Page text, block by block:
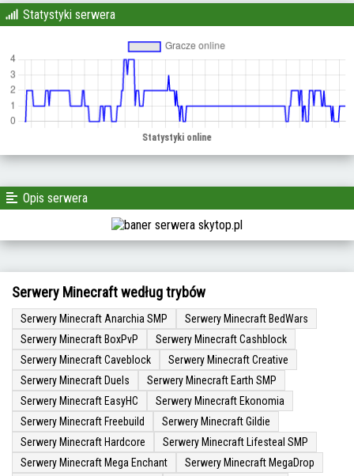
Statystyki serwera
Opis serwera
Serwery Minecraft według trybów
Serwery Minecraft Anarchia SMP
Serwery Minecraft BedWars
Serwery Minecraft BoxPvP
Serwery Minecraft Cashblock
Serwery Minecraft Caveblock
Serwery Minecraft Creative
Serwery Minecraft Duels
Serwery Minecraft Earth SMP
Serwery Minecraft EasyHC
Serwery Minecraft Ekonomia
Serwery Minecraft Freebuild
Serwery Minecraft Gildie
Serwery Minecraft Hardcore
Serwery Minecraft Lifesteal SMP
Serwery Minecraft Mega Enchant
Serwery Minecraft MegaDrop